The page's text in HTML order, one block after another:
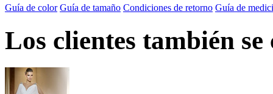
Guía de color Guía de tamaño Condiciones de retorno Guía de
Los clientes también se